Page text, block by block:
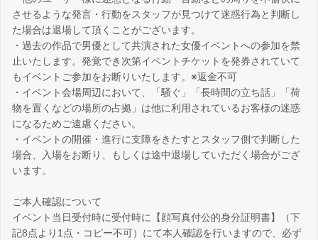
させるような発言・行動をスタッフが見つけて迷惑行為と判断し
た場合は退場して頂くことがございます。
・過去の作品で男優として共演された女優イベントへの参加を禁
止いたします。発覚でき次第イベントチケットを発券されていて
もイベントご参加をお断りいたします。※返金不可
・イベント会場周辺において、「騒ぐ」「長時間の立ち話」「荷
物を置くなどの場所の占拠」は他に利用されているお客様の迷惑
になるためご遠慮ください。
・イベントの開催・進行に支障をきたすとスタッフ側で判断した
場合、入場をお断り、もしくは途中退場していただく場合がござ
います。
ご本人確認について
イベント当日受付時に受付時に【顔写真付公的身分証明書】（下
記8点より1点・コピー不可）にて本人確認を行いますので、必ず